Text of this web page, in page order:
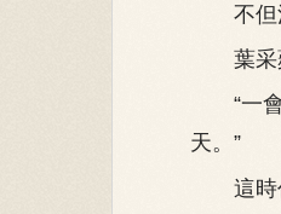
不但泡
葉采蘋
“一會
天。”
這時代